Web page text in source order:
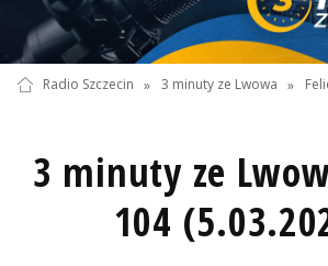
Radio Szczecin » 3 minuty ze Lwowa »
3 minuty ze
104